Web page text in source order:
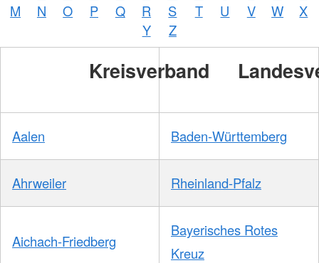
M
N O P Q R S T U V W
X
Y
Z
Kreisverband
Aalen Baden-Württemberg
Ahrweiler Rheinland-Pfalz
Aichach-Friedberg
Bayerisches Rotes
Kreuz